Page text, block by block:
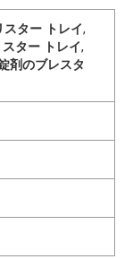
スター トレイ,
ター トレイ,
剤のブレスタ